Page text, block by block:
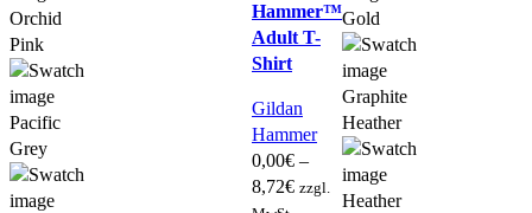
Orchid
Pink
Pacific
Grey
Hammer™
Adult T-
Shirt
Gildan
Hammer
0,00€ –
8,72€ zzgl.
Gold
Graphite
Heather
Heather